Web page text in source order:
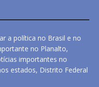
a política no Brasil e no
no Planalto,
importantes no
estados, Distrito Federal